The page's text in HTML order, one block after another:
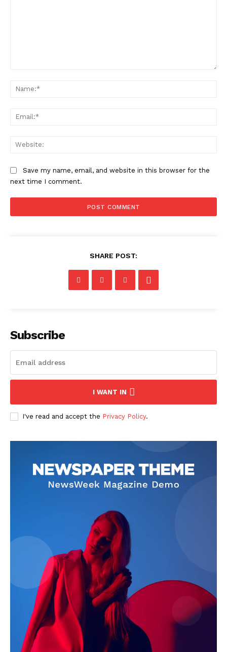
Save my name, email, and website in this browser for the
next time I comment.
SHARE POST:
Subscribe
I WANT IN
I've read and accept the Privacy Policy.